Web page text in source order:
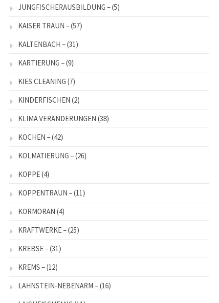
JUNGFISCHERAUSBILDUNG –(5)
KAISER TRAUN –(57)
KALTENBACH –(31)
KARTIERUNG –(9)
KIES CLEANING (7)
KINDERFISCHEN (2)
KLIMA VERÄNDERUNGEN (38)
KOCHEN –(42)
KOLMATIERUNG –(26)
KOPPE(4)
KOPPENTRAUN –(11)
KORMORAN (4)
KRAFTWERKE –(25)
KREBSE –(31)
KREMS –(12)
LAHNSTEIN-NEBENARM –(16)